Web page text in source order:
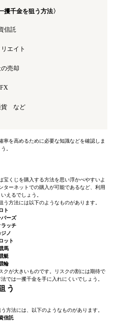
攫千金を狙う方法〉
信託
リエイト
の売却
FX
貨 など
率を高めるために必要な知識などを確認しま
。
くじを購入する方法を思い浮かべやすいよ
ターネットでの購入が可能であるなど、利用
えるでしょう。
方法には以下のようなものがあります。
ト
バーズ
ラッチ
ジノ
ット
馬
艇
輪
クが大きいものです。リスクの割には期待で
では一攫千金を手に入れにくいでしょう。
う
方法には、以下のようなものがあります。
信託